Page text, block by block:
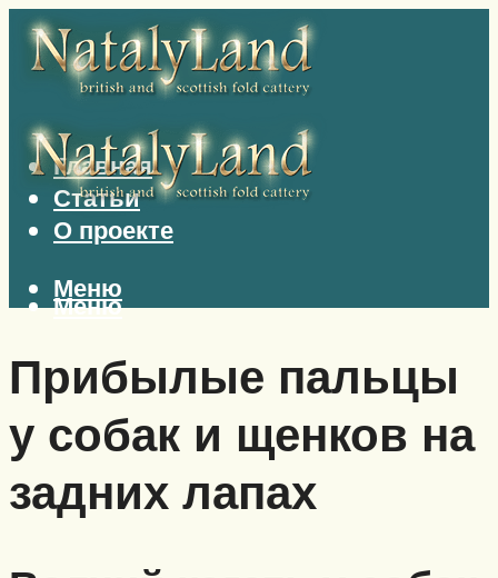
Главная
Статьи
О проекте
Меню
Меню
Прибылые пальцы
у собак и щенков на
задних лапах